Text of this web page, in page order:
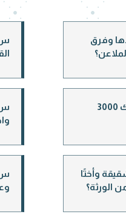
وفرق
س: توفي وترك أم وأخوين لأم وترك 3000
وأختًا